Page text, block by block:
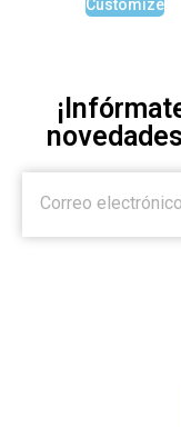
Customize